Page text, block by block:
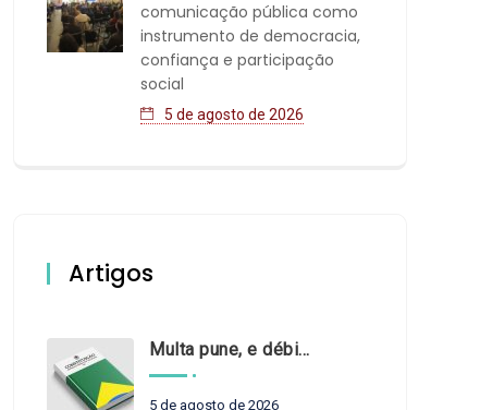
comunicação pública como
instrumento de democracia,
confiança e participação
social
5 de agosto de 2026
Artigos
Multa pune, e débito recompõe. § 3º do art. 71 da Constituição: um problema de legística formal
5 de agosto de 2026